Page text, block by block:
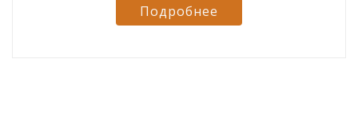
Подробнее